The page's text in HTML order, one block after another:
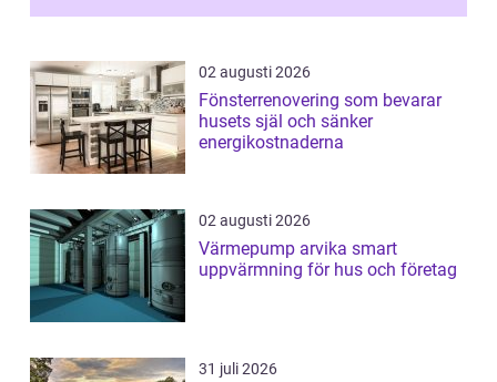
02 augusti 2026
Fönsterrenovering som bevarar
husets själ och sänker
energikostnaderna
02 augusti 2026
Värmepump arvika smart
uppvärmning för hus och företag
31 juli 2026